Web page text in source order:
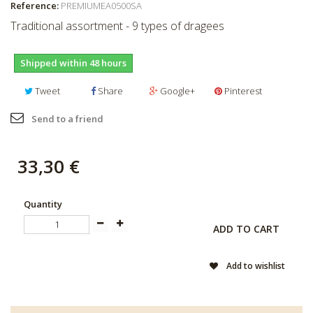
Reference: PREMIUMEA0500SA
Traditional assortment - 9 types of dragees
Shipped within 48 hours
Tweet Share Google+ Pinterest
Send to a friend
33,30 €
Quantity
ADD TO CART
Add to wishlist